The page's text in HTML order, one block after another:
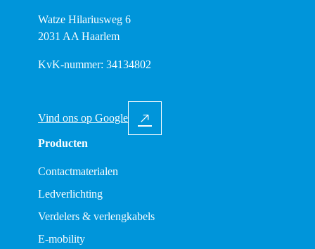
Watze Hilariusweg 6
2031 AA Haarlem
KvK-nummer: 34134802
Vind ons op Google
Producten
Contactmaterialen
Ledverlichting
Verdelers & verlengkabels
E-mobility